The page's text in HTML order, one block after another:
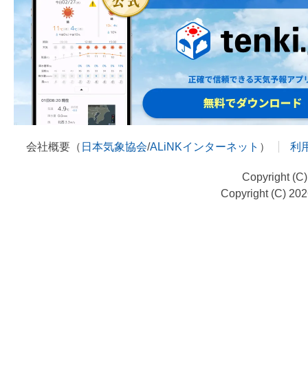
会社概要（ 日本気象協会/ALiNKインターネット ） 利
Copyright
Copyright (C)